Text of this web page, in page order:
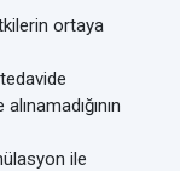
ortaya
ile